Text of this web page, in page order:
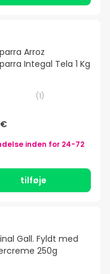
Arroz
Integal Tela 1 Kg
(1)
inden for 24-72
tilføje
Gall. Fyldt med
250g